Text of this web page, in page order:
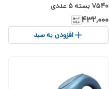
7540 بسته 5 عددی
۴۳۲٬۰۰۰
افزودن به سبد